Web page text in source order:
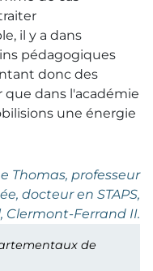
il y a dans
pédagogiques
donc des
dans l'académie
une énergie
Thomas, professeur
docteur en STAPS,
Clermont-Ferrand II.
de